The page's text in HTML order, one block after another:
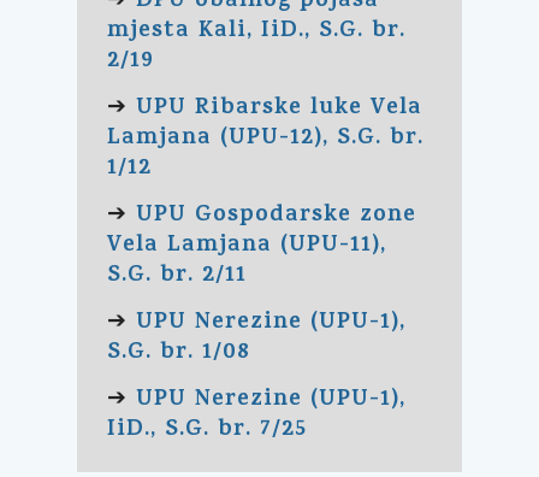
mjesta Kali, IiD., S.G. br.
2/19
➔ UPU Ribarske luke Vela
Lamjana (UPU-12), S.G. br.
1/12
➔ UPU Gospodarske zone
Vela Lamjana (UPU-11),
S.G. br. 2/11
➔ UPU Nerezine (UPU-1),
S.G. br. 1/08
➔ UPU Nerezine (UPU-1),
IiD., S.G. br. 7/25